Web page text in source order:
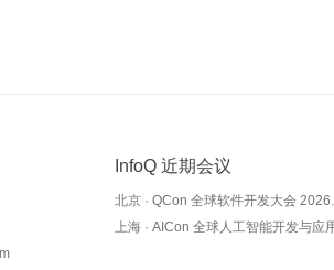
InfoQ 近期会议
北京 · QCon 全球软件开发大会
上海 · AICon 全球人工智能开发与应